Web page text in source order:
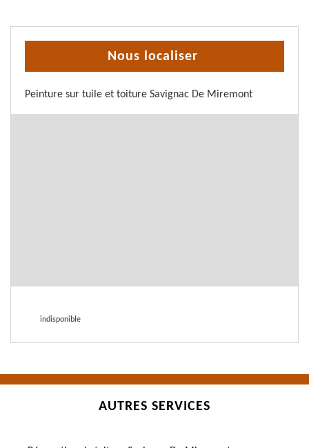
Nous localiser
Peinture sur tuile et toiture Savignac De Miremont
indisponible
AUTRES SERVICES